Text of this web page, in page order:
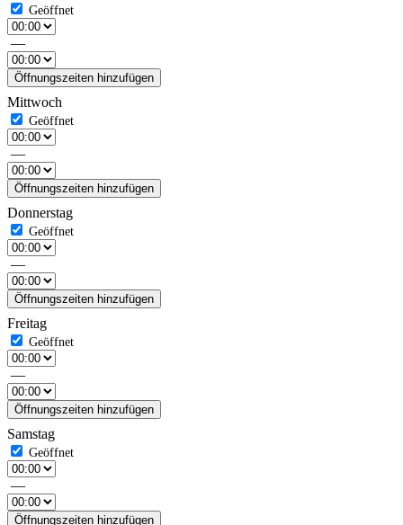
—
Öffnungszeiten hinzufügen
Mittwoch
—
Öffnungszeiten hinzufügen
Donnerstag
—
Öffnungszeiten hinzufügen
Freitag
—
Öffnungszeiten hinzufügen
Samstag
—
Öffnungszeiten hinzufügen